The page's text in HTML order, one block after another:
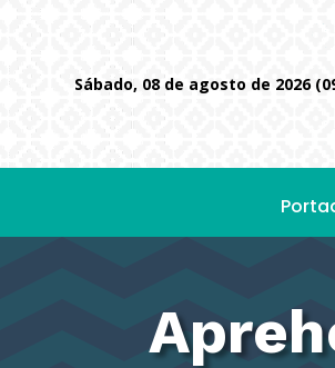
sábado, 08 de agosto de 2026